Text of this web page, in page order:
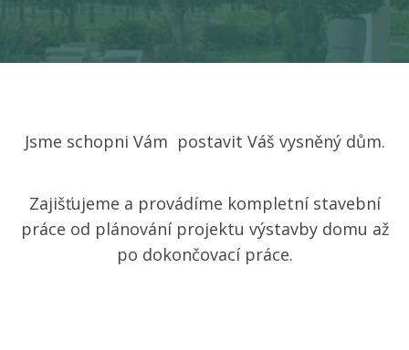
Jsme schopni Vám postavit Váš vysněný dům.
Zajišťujeme a provádíme kompletní stavební
práce od plánování projektu výstavby domu až
po dokončovací práce.